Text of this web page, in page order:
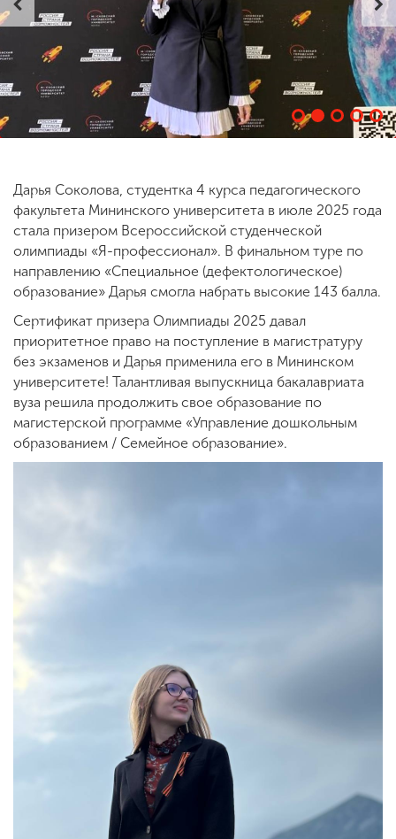
Приемная
комиссия
+7 (831) 262-26-20
Дарья Соколова, студентка 4 курса педагогического
факультета Мининского университета в июле 2025 года
стала призером Всероссийской студенческой
олимпиады «Я-профессионал». В финальном туре по
направлению «Специальное (дефектологическое)
образование» Дарья смогла набрать высокие 143 балла.
Сертификат призера Олимпиады 2025 давал
приоритетное право на поступление в магистратуру
без экзаменов и Дарья применила его в Мининском
университете! Талантливая выпускница бакалавриата
вуза решила продолжить свое образование по
магистерской программе «Управление дошкольным
образованием / Семейное образование».